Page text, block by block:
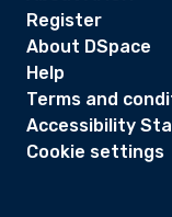
Register
About DSpace
Help
Terms and
Accessibility
Cookie settings